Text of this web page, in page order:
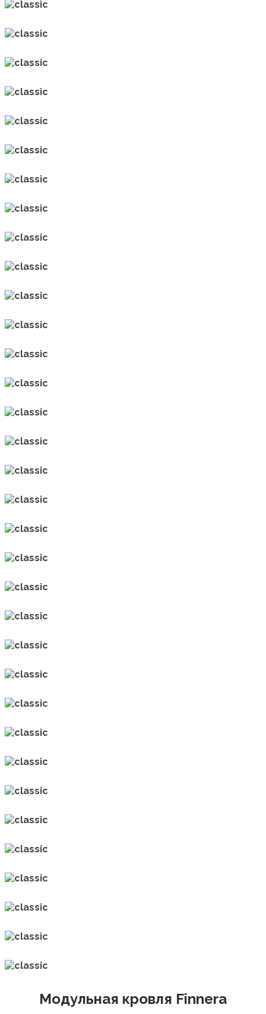
Модульная кровля Finnera